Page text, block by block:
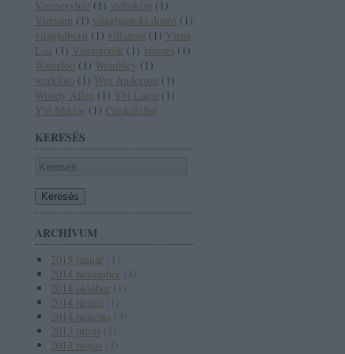
Veresegyház ( 1 ) videoklip ( 1 )
Vietnám ( 1 ) világbajnoki döntő ( 1 )
világháború ( 1 ) villamos ( 1 ) Virna
Lisi ( 1 ) Visszatérők ( 1 ) vízesés ( 1 )
Waterloo ( 1 ) Wembley ( 1 )
werkfotó ( 1 ) Wes Anderson ( 1 )
Woody Allen ( 1 ) Ybl Lajos ( 1 )
Ybl Miklós ( 1 ) Címkefelhő
KERESÉS
ARCHÍVUM
2015 január
2014 november
2014 október
2014 június
2014 március
2013 július
2013 május